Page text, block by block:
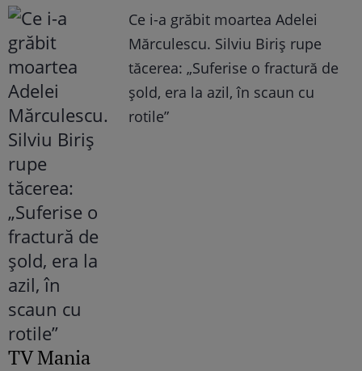
Ce i-a grăbit moartea Adelei
Mărculescu. Silviu Biriș rupe
tăcerea: „Suferise o fractură de
șold, era la azil, în scaun cu
rotile”
TV Mania